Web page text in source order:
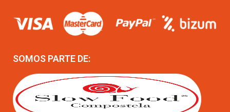
SOMOS PARTE DE: